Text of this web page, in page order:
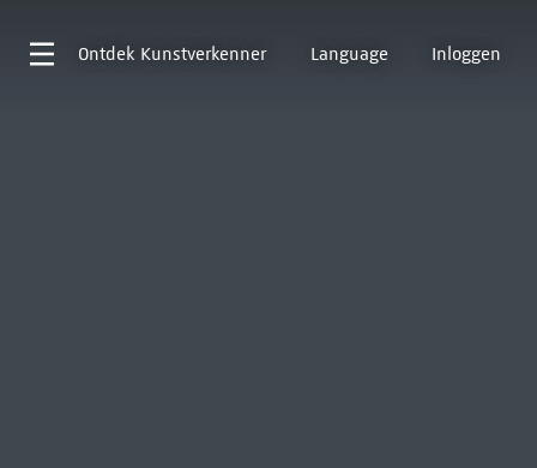
Ontdek Kunstverkenner Language Inloggen